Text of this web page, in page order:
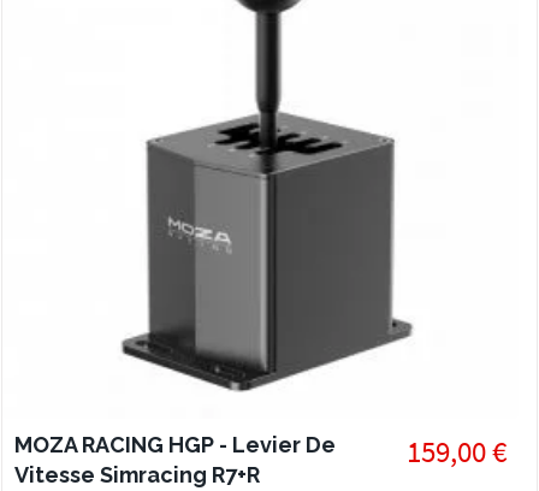
MOZA RACING HGP - Levier De
Vitesse Simracing R7+R
159,00 €